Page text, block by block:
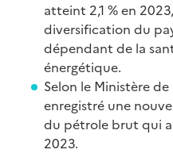
atteint 2,1 % en
diversification du
dépendant de la
énergétique.
Selon le Ministère de
enregistré une
du pétrole brut qui
2023.